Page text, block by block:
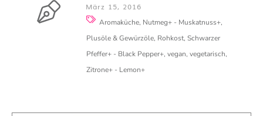
März 15, 2016
Aromaküche, Nutmeg+ - Muskatnuss+,
Plusöle & Gewürzöle, Rohkost, Schwarzer
Pfeffer+ - Black Pepper+, vegan, vegetarisch,
Zitrone+ - Lemon+